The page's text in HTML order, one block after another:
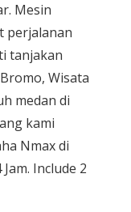
Mesin
perjalanan
tanjakan
Wisata
medan di
kami
Nmax di
Include 2